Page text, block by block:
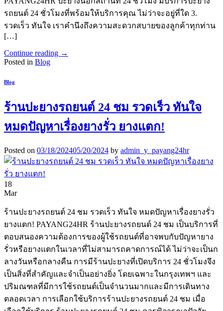
รถยนต์ 24 ชั่วโมงที่พร้อมให้บริการคุณ ไม่ว่าจะอยู่ที่ใด 3.
รวดเร็ว ทันใจ เราคำนึงถึงความสะดวกสบายของลูกค้าทุกท่าน
[…]
Continue reading →
Posted in Blog
Blog
ร้านปะยางรถยนต์ 24 ชม รวดเร็ว ทันใจ
หมดปัญหาเรื่องยางรั่ว ยางแตก!
Posted on 03/18/202405/20/2024 by admin_y_payang24hr
18
Mar
ร้านปะยางรถยนต์ 24 ชม รวดเร็ว ทันใจ หมดปัญหาเรื่องยางรั่ว
ยางแตก! PAYANG24HR ร้านปะยางรถยนต์ 24 ชม เป็นบริการที่
ตอบสนองความต้องการของผู้ใช้รถยนต์ที่อาจพบกับปัญหายาง
รั่วหรือยางแตกในเวลาที่ไม่สามารถคาดการณ์ได้ ไม่ว่าจะเป็นก
ลางวันหรือกลางคืน การมีร้านปะยางที่เปิดบริการ 24 ชั่วโมงจึง
เป็นสิ่งที่สำคัญและจำเป็นอย่างยิ่ง โดยเฉพาะในกรุงเทพฯ และ
ปริมณฑลที่มีการใช้รถยนต์เป็นจำนวนมากและมีการเดินทาง
ตลอดเวลา การเลือกใช้บริการร้านปะยางรถยนต์ 24 ชม เมื่อ